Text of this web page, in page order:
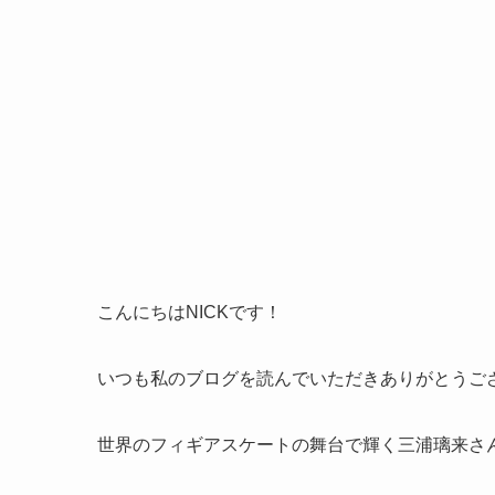
こんにちはNICKです！
いつも私のブログを読んでいただきありがとうご
世界のフィギアスケートの舞台で輝く三浦璃来さ